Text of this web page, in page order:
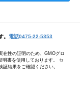
。 電話0475-22-5353
在性の証明のため、GMOグロ
明書を使用しております。 セ
結果をご確認ください。